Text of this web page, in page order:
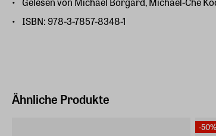
ISBN: 978-3-7857-8348-1
Ähnliche Produkte
-50%